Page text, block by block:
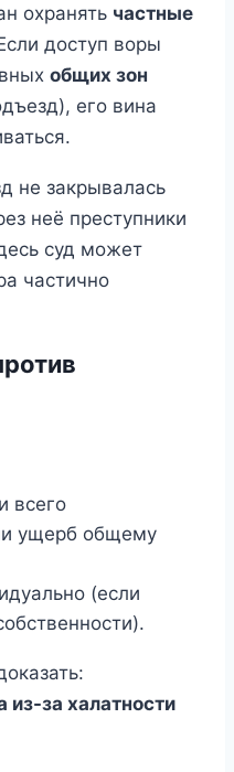
охранять частные
доступ воры
общих зон
его вина
не закрывалась
неё преступники
суд может
частично
всего
ущерб общему
(если
за халатности